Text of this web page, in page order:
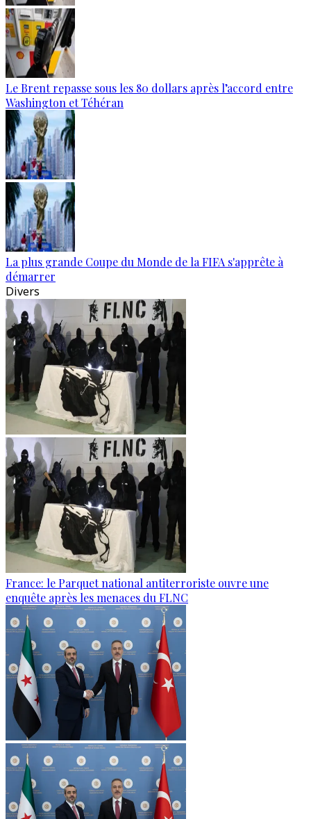
Le Brent repasse sous les 80 dollars après l’accord entre
Washington et Téhéran
La plus grande Coupe du Monde de la FIFA s'apprête à
démarrer
Divers
France: le Parquet national antiterroriste ouvre une
enquête après les menaces du FLNC